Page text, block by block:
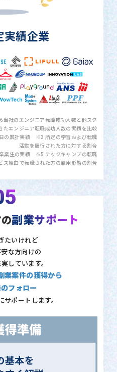
実績企業
社のエンジニア転職成功人数と他スク
たエンジニア転職成功人数の実績を比較
の累計実績 ※3 所定の学習および転職
活動を履行された方に対する割合
業生の実績 ※5 テックキャンプの転職
ス経由で転職された方の雇用形態の割合
副業サポート
たいけれど
な方向けの
しています。
業案件の獲得から
フォロー
サポートします。